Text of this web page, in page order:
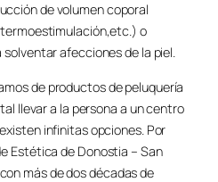
de volumen coporal
o
afecciones de la piel.
de productos de peluquería
llevar a la persona a un centro
infinitas opciones. Por
Estética de Donostia – San
más de dos décadas de